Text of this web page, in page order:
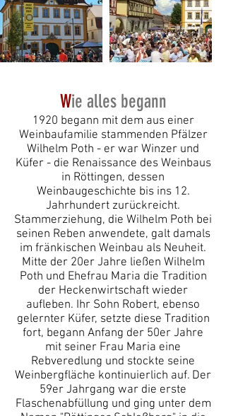
Wie alles begann
1920 begann mit dem aus einer
Weinbaufamilie stammenden Pfälzer
Wilhelm Poth - er war Winzer und
Küfer - die Renaissance des Weinbaus
in Röttingen, dessen
Weinbaugeschichte bis ins 12.
Jahrhundert zurückreicht.
Stammerziehung, die Wilhelm Poth bei
seinen Reben anwendete, galt damals
im fränkischen Weinbau als Neuheit.
Mitte der 20er Jahre ließen Wilhelm
Poth und Ehefrau Maria die Tradition
der Heckenwirtschaft wieder
aufleben. Ihr Sohn Robert, ebenso
gelernter Küfer, setzte diese Tradition
fort, begann Anfang der 50er Jahre
mit seiner Frau Maria eine
Rebveredlung und stockte seine
Weinbergfläche kontinuierlich auf. Der
59er Jahrgang war die erste
Flaschenabfüllung und ging unter dem